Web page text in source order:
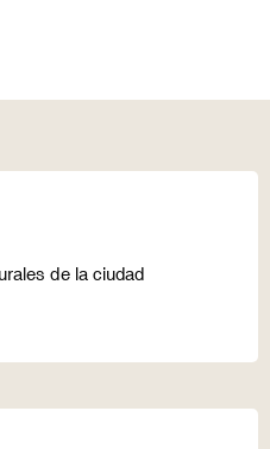
de la ciudad